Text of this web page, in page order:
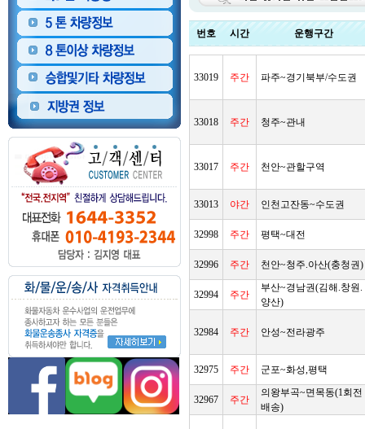
번호 시간 운행구간
33019 주간 파주~경기북부/수도권
33018 주간 청주~관내
33017 주간 천안~관할구역
33013 야간 인천고잔동~수도권
32998 주간 평택~대전
32996 주간 천안~청주.아산(충청권)
32994 주간
부산~경남권(김해.창원.
양산)
32984 주간 안성~전라광주
32975 주간 군포~화성,평택
32967 주간
의왕부곡~면목동(1회전
배송)